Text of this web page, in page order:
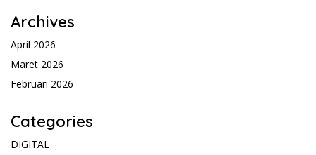
Archives
April 2026
Maret 2026
Februari 2026
Categories
DIGITAL